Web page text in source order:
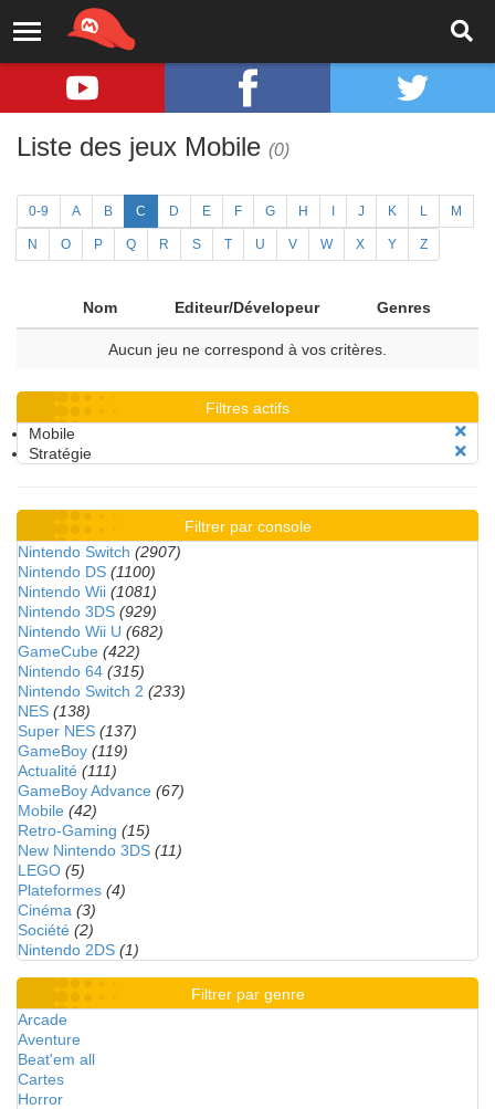
Liste des jeux Mobile (0)
0-9 A B C D E F G H J K L M
N O P Q R S T U V W X Y Z
Nom Editeur/Dévelopeur Genres
Aucun jeu ne correspond à vos critères.
Filtres actifs
Mobile
Stratégie
Filtrer par console
Nintendo Switch (2907)
Nintendo DS (1100)
Nintendo Wii (1081)
Nintendo 3DS (929)
Nintendo Wii U (682)
GameCube (422)
Nintendo 64 (315)
Nintendo Switch 2 (233)
NES (138)
Super NES (137)
GameBoy (119)
Actualité (111)
GameBoy Advance (67)
Mobile (42)
Retro-Gaming (15)
New Nintendo 3DS (11)
LEGO (5)
Plateformes (4)
Cinéma (3)
Société (2)
Nintendo 2DS (1)
Filtrer par genre
Arcade
Aventure
Beat'em all
Cartes
Horror